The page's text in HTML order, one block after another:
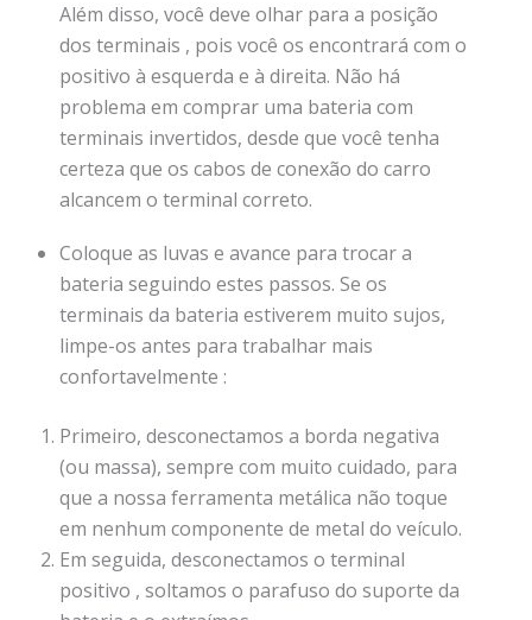
Além disso, você deve olhar para a posição
dos terminais , pois você os encontrará com o
positivo à esquerda e à direita. Não há
problema em comprar uma bateria com
terminais invertidos, desde que você tenha
certeza que os cabos de conexão do carro
alcancem o terminal correto.
Coloque as luvas e avance para trocar a
bateria seguindo estes passos. Se os
terminais da bateria estiverem muito sujos,
limpe-os antes para trabalhar mais
confortavelmente :
Primeiro, desconectamos a borda negativa
(ou massa), sempre com muito cuidado, para
que a nossa ferramenta metálica não toque
em nenhum componente de metal do veículo.
Em seguida, desconectamos o terminal
positivo , soltamos o parafuso do suporte da